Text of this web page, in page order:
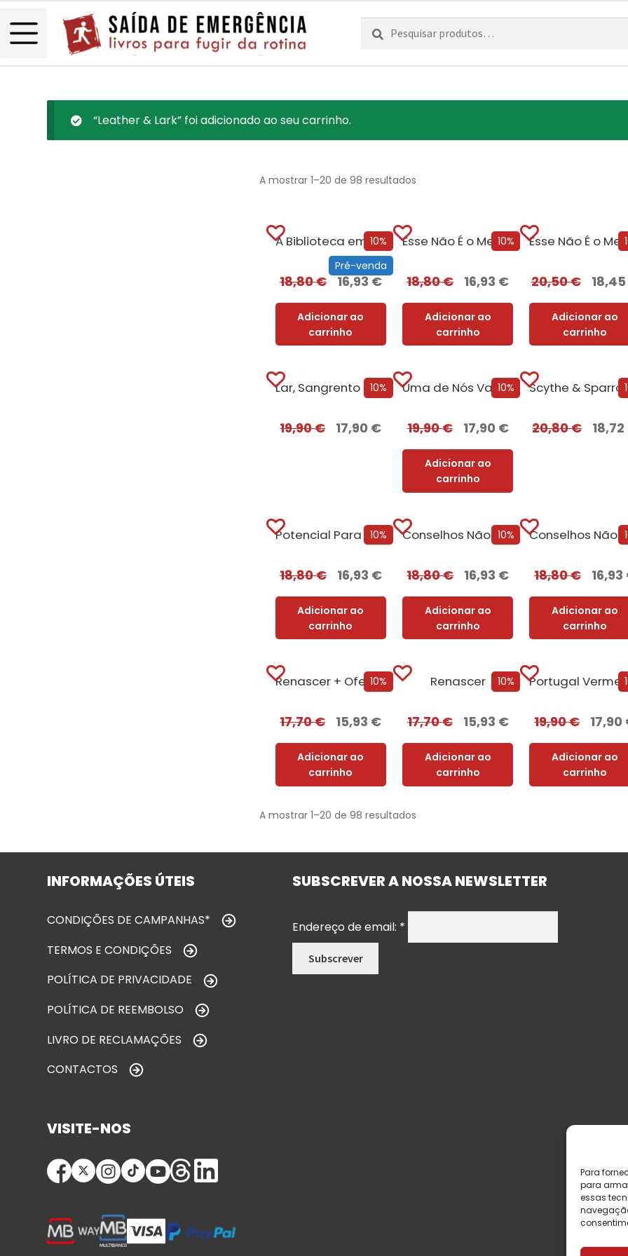
Para
para
essas
Pesquisar
por:
Pesquisa
“Leather & Lark” foi adicionado ao seu carrinho.
A mostrar 1–20 de 98 resultados
10%
Pré-venda
A Biblioteca em Chamas
18,80€ 16,93€
Adicionar ao
carrinho
10%
Esse Não É o Meu Nome
18,80€ 16,93 €
Adicionar ao
carrinho
20,50€ 18,45
Adicionar ao
carrinho
10%
Lar, Sangrento Lar – Edição com EDGES
19,90€ 17,90 €
10%
Uma de Nós Vai Morrer
19,90€ 17,90 €
Adicionar ao
carrinho
20,80€ 18,72
10%
Potencial Para Matar
18,80€ 16,93 €
Adicionar ao
carrinho
10%
Conselhos Não Solicitados de Vera Wong para Assassinos + Oferta O Sacrifício da Rainha
18,80€ 16,93 €
Adicionar ao
carrinho
18,80€ 16,93
Adicionar ao
carrinho
10%
Renascer + Oferta Corpus
17,70€ 15,93 €
Adicionar ao
carrinho
10%
Renascer
17,70€ 15,93 €
Adicionar ao
carrinho
19,90€ 17,90
Adicionar ao
carrinho
A mostrar 1–20 de 98 resultados
INFORMAÇÕES ÚTEIS
CONDIÇÕES DE CAMPANHAS*
TERMOS E CONDIÇÕES
POLÍTICA DE PRIVACIDADE
POLÍTICA DE REEMBOLSO
LIVRO DE RECLAMAÇÕES
CONTACTOS
SUBSCREVER A NOSSA NEWSLETTER
Endereço de email: *
VISITE-NOS